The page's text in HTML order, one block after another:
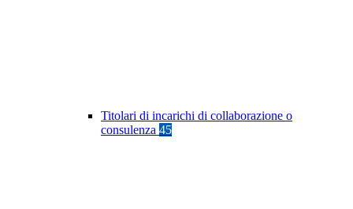
Titolari di incarichi di collaborazione o
consulenza 45